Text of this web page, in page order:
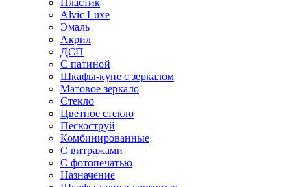
Пластик
Alvic Luxe
Эмаль
Акрил
ДСП
С патиной
Шкафы-купе с зеркалом
Матовое зеркало
Стекло
Цветное стекло
Пескоструй
Комбинированные
С витражами
С фотопечатью
Назначение